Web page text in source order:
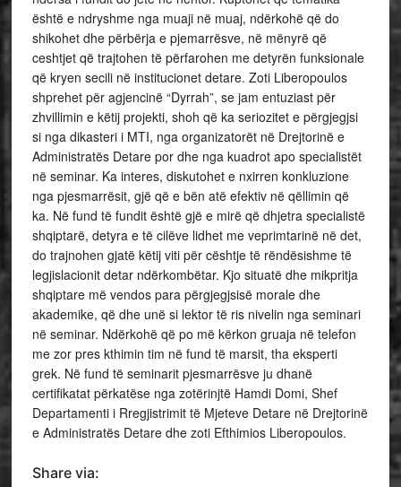
është e ndryshme nga muaji në muaj, ndërkohë që do
shikohet dhe përbërja e pjemarrësve, në mënyrë që
ceshtjet që trajtohen të përfarohen me detyrën funksionale
që kryen secili në institucionet detare. Zoti Liberopoulos
shprehet për agjencinë “Dyrrah”, se jam entuziast për
zhvillimin e këtij projekti, shoh që ka seriozitet e përgjegjsi
si nga dikasteri i MTI, nga organizatorët në Drejtorinë e
Administratës Detare por dhe nga kuadrot apo specialistët
në seminar. Ka interes, diskutohet e nxirren konkluzione
nga pjesmarrësit, gjë që e bën atë efektiv në qëllimin që
ka. Në fund të fundit është gjë e mirë që dhjetra specialistë
shqiptarë, detyra e të cilëve lidhet me veprimtarinë në det,
do trajnohen gjatë këtij viti për cështje të rëndësishme të
legjislacionit detar ndërkombëtar. Kjo situatë dhe mikpritja
shqiptare më vendos para përgjegjsisë morale dhe
akademike, që dhe unë si lektor të ris nivelin nga seminari
në seminar. Ndërkohë që po më kërkon gruaja në telefon
me zor pres kthimin tim në fund të marsit, tha eksperti
grek. Në fund të seminarit pjesmarrësve ju dhanë
certifikatat përkatëse nga zotërinjtë Hamdi Domi, Shef
Departamenti i Rregjistrimit të Mjeteve Detare në Drejtorinë
e Administratës Detare dhe zoti Efthimios Liberopoulos.
Share via: